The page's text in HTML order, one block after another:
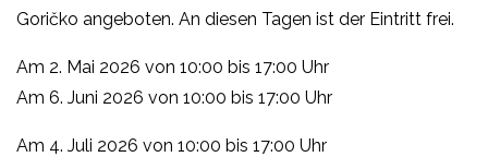
Goričko angeboten. An diesen Tagen ist der Eintritt frei.
Am 2. Mai 2026 von 10:00 bis 17:00 Uhr
Am 6. Juni 2026 von 10:00 bis 17:00 Uhr
Am 4. Juli 2026 von 10:00 bis 17:00 Uhr